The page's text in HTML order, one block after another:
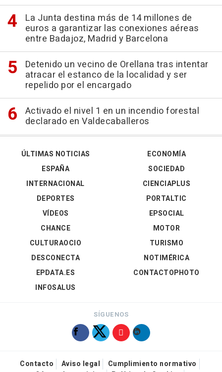
La Junta destina más de 14 millones de
euros a garantizar las conexiones aéreas
entre Badajoz, Madrid y Barcelona
Detenido un vecino de Orellana tras intentar
atracar el estanco de la localidad y ser
repelido por el encargado
Activado el nivel 1 en un incendio forestal
declarado en Valdecaballeros
ÚLTIMAS NOTICIAS
ESPAÑA
INTERNACIONAL
DEPORTES
VÍDEOS
ECONOMÍA
SOCIEDAD
CIENCIAPLUS
PORTALTIC
EPSOCIAL
CHANCE
CULTURAOCIO
DESCONECTA
EPDATA.ES
INFOSALUS
MOTOR
TURISMO
NOTIMÉRICA
CONTACTOPHOTO
SÍGUENOS
Contacto Aviso legal
Cumplimiento normativo